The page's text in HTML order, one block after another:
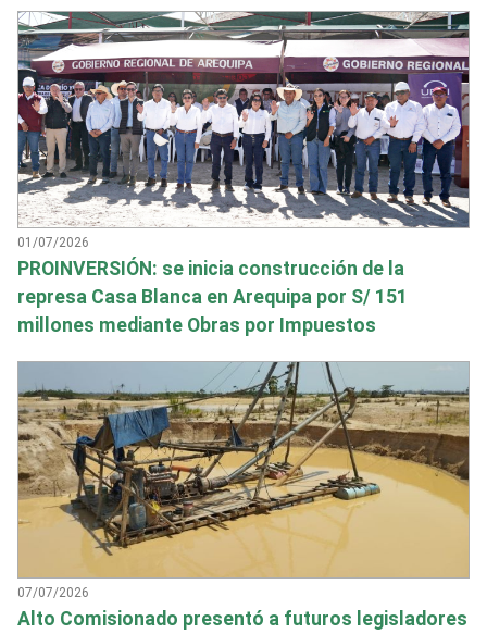
01/07/2026
PROINVERSIÓN: se inicia construcción de la
represa Casa Blanca en Arequipa por S/ 151
millones mediante Obras por Impuestos
07/07/2026
Alto Comisionado presentó a futuros legisladores